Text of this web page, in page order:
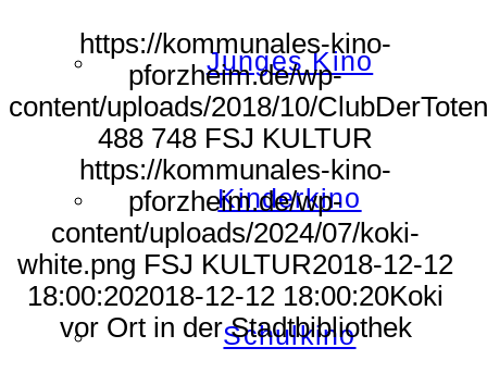
Junges Kino
Kinderkino
Schulkino
https://kommunales-kino-
pforzheim.de/wp-
content/uploads/2018/10/
488 748 FSJ KULTUR
https://kommunales-kino-
pforzheim.de/wp-
content/uploads/2024/07/koki-
white.png FSJ KULTUR2018-12-12
18:00:202018-12-12 18:00:20Koki
vor Ort in der Stadtbibliothek